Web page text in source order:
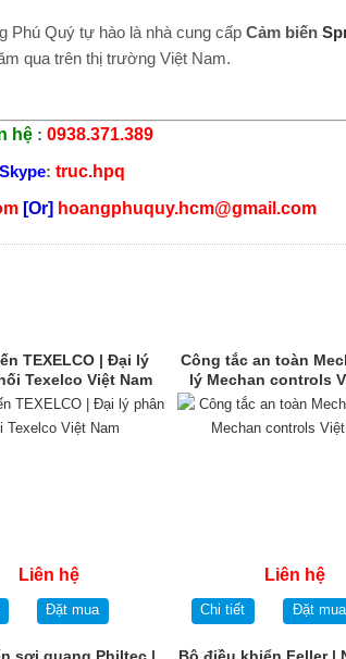
Phú Quý tự hào là nhà cung cấpCảm biến
qua trên thị trường Việt Nam.
hệ: 0938.371.389
Skype:truc.hpq
[Or] hoangphuquy.hcm@gmail.com
TEXELCO | Đại lý
Texelco Việt Nam
Liên hệ
Đặt mua
Công tắc an toàn
lý Mechan controls
Liên hệ
Chi tiết Đặt mua